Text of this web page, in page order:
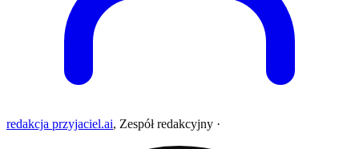
redakcja przyjaciel.ai, Zespół redakcyjny ·